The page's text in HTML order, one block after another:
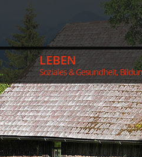
LEBEN
Soziales & Gesundheit,